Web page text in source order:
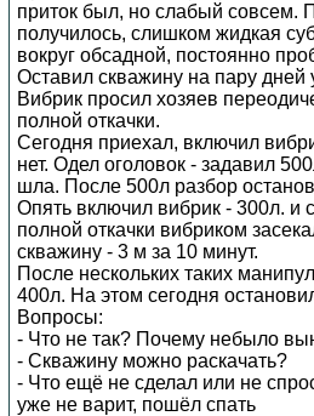
приток был, но слабый совсем.
получилось, слишком жидкая
вокруг обсадной, постоянно
Оставил скважину на пару дней
Вибрик просил хозяев
полной откачки.
Сегодня приехал, включил
нет. Одел оголовок - задавил
шла. После 500л разбор
Опять включил вибрик - 300л.
полной откачки вибриком
скважину - 3 м за 10 минут.
После нескольких таких
400л. На этом сегодня
Вопросы:
- Что не так? Почему небыло
- Скважину можно раскачать?
- Что ещё не сделал или не
уже не варит, пошёл спать